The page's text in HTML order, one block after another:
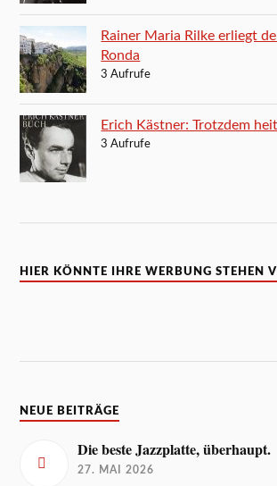
Rainer Maria Rilke erliegt
Ronda
3 Aufrufe
Erich Kästner: Trotzdem
3 Aufrufe
HIER KÖNNTE IHRE WERBUNG STEHEN
NEUE BEITRÄGE
Die beste Jazzplatte, überhaupt.
27. MAI 2026